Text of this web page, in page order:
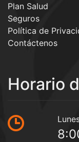
Plan Salud
Seguros
Política de
Contáctenos
Horario